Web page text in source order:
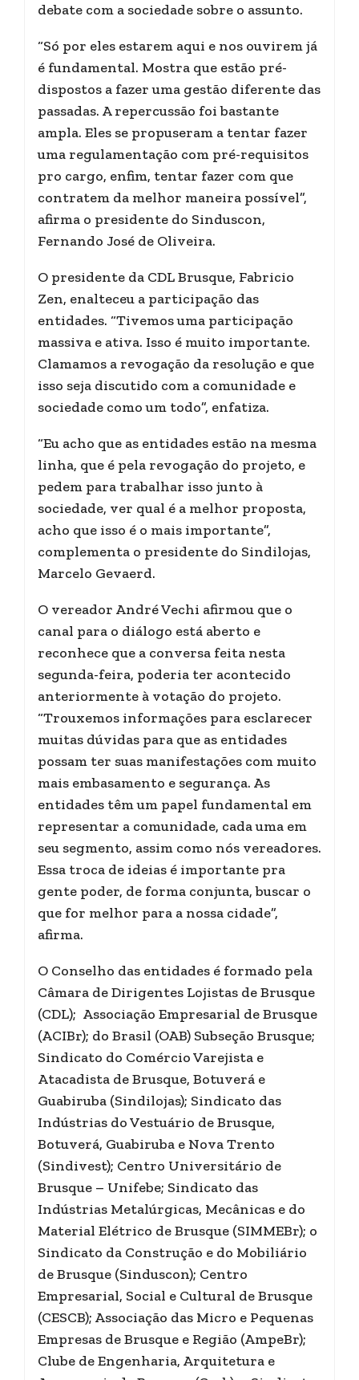
debate com a sociedade sobre o assunto.
“Só por eles estarem aqui e nos ouvirem já
é fundamental. Mostra que estão pré-
dispostos a fazer uma gestão diferente das
passadas. A repercussão foi bastante
ampla. Eles se propuseram a tentar fazer
uma regulamentação com pré-requisitos
pro cargo, enfim, tentar fazer com que
contratem da melhor maneira possível”,
afirma o presidente do Sinduscon,
Fernando José de Oliveira.
O presidente da CDL Brusque, Fabricio
Zen, enalteceu a participação das
entidades. “Tivemos uma participação
massiva e ativa. Isso é muito importante.
Clamamos a revogação da resolução e que
isso seja discutido com a comunidade e
sociedade como um todo”, enfatiza.
“Eu acho que as entidades estão na mesma
linha, que é pela revogação do projeto, e
pedem para trabalhar isso junto à
sociedade, ver qual é a melhor proposta,
acho que isso é o mais importante”,
complementa o presidente do Sindilojas,
Marcelo Gevaerd.
O vereador André Vechi afirmou que o
canal para o diálogo está aberto e
reconhece que a conversa feita nesta
segunda-feira, poderia ter acontecido
anteriormente à votação do projeto.
“Trouxemos informações para esclarecer
muitas dúvidas para que as entidades
possam ter suas manifestações com muito
mais embasamento e segurança. As
entidades têm um papel fundamental em
representar a comunidade, cada uma em
seu segmento, assim como nós vereadores.
Essa troca de ideias é importante pra
gente poder, de forma conjunta, buscar o
que for melhor para a nossa cidade”,
afirma.
O Conselho das entidades é formado pela
Câmara de Dirigentes Lojistas de Brusque
(CDL); Associação Empresarial de Brusque
(ACIBr); do Brasil (OAB) Subseção Brusque;
Sindicato do Comércio Varejista e
Atacadista de Brusque, Botuverá e
Guabiruba (Sindilojas); Sindicato das
Indústrias do Vestuário de Brusque,
Botuverá, Guabiruba e Nova Trento
(Sindivest); Centro Universitário de
Brusque – Unifebe; Sindicato das
Indústrias Metalúrgicas, Mecânicas e do
Material Elétrico de Brusque (SIMMEBr); o
Sindicato da Construção e do Mobiliário
de Brusque (Sinduscon); Centro
Empresarial, Social e Cultural de Brusque
(CESCB); Associação das Micro e Pequenas
Empresas de Brusque e Região (AmpeBr);
Clube de Engenharia, Arquitetura e